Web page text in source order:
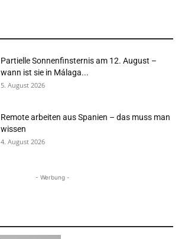
Partielle Sonnenfinsternis am 12. August –
wann ist sie in Málaga...
5. August 2026
Remote arbeiten aus Spanien – das muss man
wissen
4. August 2026
- Werbung -